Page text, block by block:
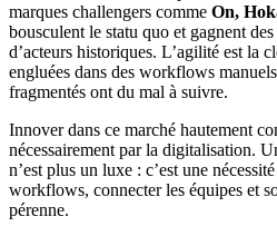
marques challengers comme On,
bousculent le statu quo et gagnent
d’acteurs historiques. L’agilité est la
engluées dans des workflows
fragmentés ont du mal à suivre.
Innover dans ce marché hautement
nécessairement par la digitalisation.
n’est plus un luxe : c’est une
workflows, connecter les équipes et
pérenne.